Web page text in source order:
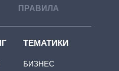
ПРАВИЛА
ТЕМАТИКИ
БИЗНЕС